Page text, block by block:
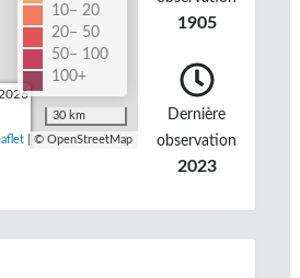
10– 20
20– 50
50– 100
100+
30 km
| © OpenStreetMap
1905
Dernière
observation
2023